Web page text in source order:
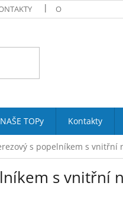
O NÁS
NAŠE TOPy Kontakty
s popelníkem s vnitřní
s vnitřní